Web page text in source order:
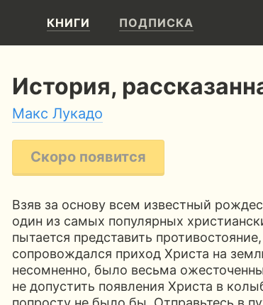
КНИГИ ПОДПИСКА
История,
Макс Лукадо
Скоро появится
Взяв за основу всем известный
один из самых популярных
пытается представить
сопровождался приход Христа на
несомненно, было весьма
не допустить появления Христа в